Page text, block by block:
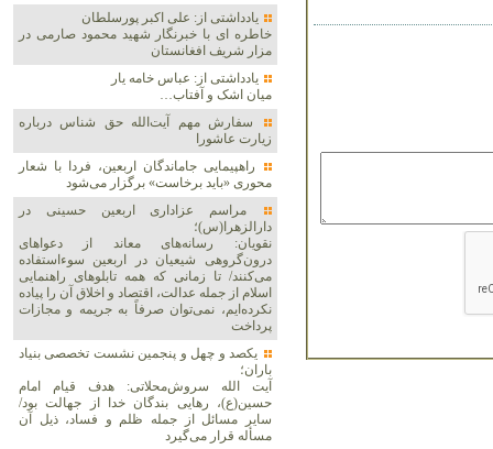
یادداشتی از: علی اکبر پورسلطان
خاطره ای با خبرنگار شهید محمود صارمی در
مزار شریف افغانستان
یادداشتی از: عباس خامه یار
میان اشک و آفتاب…
سفارش مهم آیت‌الله حق شناس درباره
زیارت عاشورا
راهپیمایی جاماندگان اربعین، فردا با شعار
محوری «باید برخاست» برگزار می‌شود
مراسم عزاداری اربعین حسینی در
دارالزهرا(س)؛
نقویان: رسانه‌های معاند از دعواهای
درون‌گروهی شیعیان در اربعین سوءاستفاده
می‌کنند/ تا زمانی که همه تابلوهای راهنمایی
اسلام از جمله عدالت، اقتصاد و اخلاق آن را پیاده
نکرده‌ایم، نمی‌توان صرفاً به جریمه و مجازات
پرداخت
یکصد و چهل و پنجمین نشست تخصصی بنیاد
باران؛
آیت الله سروش‌محلاتی: هدف قیام امام
حسین(ع)، رهایی بندگان خدا از جهالت بود/
سایر مسائل از جمله ظلم و فساد، ذیل آن
مسأله قرار می‌گیرد